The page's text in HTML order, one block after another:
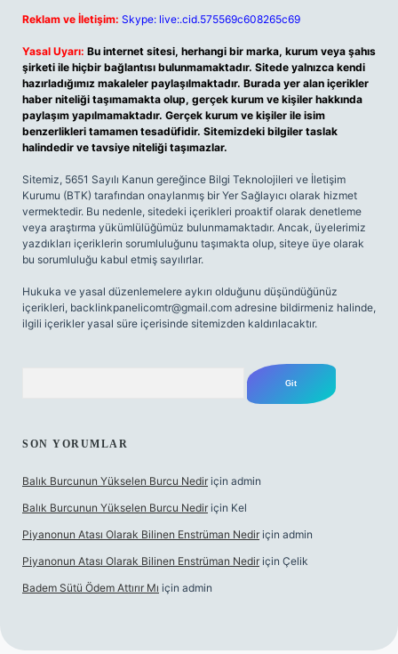
Reklam ve İletişim: Skype: live:.cid.575569c608265c69
Yasal Uyarı: Bu internet sitesi, herhangi bir marka, kurum veya şahıs
şirketi ile hiçbir bağlantısı bulunmamaktadır. Sitede yalnızca kendi
hazırladığımız makaleler paylaşılmaktadır. Burada yer alan içerikler
haber niteliği taşımamakta olup, gerçek kurum ve kişiler hakkında
paylaşım yapılmamaktadır. Gerçek kurum ve kişiler ile isim
benzerlikleri tamamen tesadüfidir. Sitemizdeki bilgiler taslak
halindedir ve tavsiye niteliği taşımazlar.
Sitemiz, 5651 Sayılı Kanun gereğince Bilgi Teknolojileri ve İletişim
Kurumu (BTK) tarafından onaylanmış bir Yer Sağlayıcı olarak hizmet
vermektedir. Bu nedenle, sitedeki içerikleri proaktif olarak denetleme
veya araştırma yükümlülüğümüz bulunmamaktadır. Ancak, üyelerimiz
yazdıkları içeriklerin sorumluluğunu taşımakta olup, siteye üye olarak
bu sorumluluğu kabul etmiş sayılırlar.
Hukuka ve yasal düzenlemelere aykırı olduğunu düşündüğünüz
içerikleri, backlinkpanelicomtr@gmail.com adresine bildirmeniz halinde,
ilgili içerikler yasal süre içerisinde sitemizden kaldırılacaktır.
SON YORUMLAR
Balık Burcunun Yükselen Burcu Nedir için admin
Balık Burcunun Yükselen Burcu Nedir için Kel
Piyanonun Atası Olarak Bilinen Enstrüman Nedir için admin
Piyanonun Atası Olarak Bilinen Enstrüman Nedir için Çelik
Badem Sütü Ödem Attırır Mı için admin